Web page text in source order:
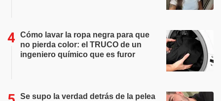
Cómo lavar la ropa negra para que
no pierda color: el TRUCO de un
ingeniero químico que es furor
Se supo la verdad detrás de la pelea